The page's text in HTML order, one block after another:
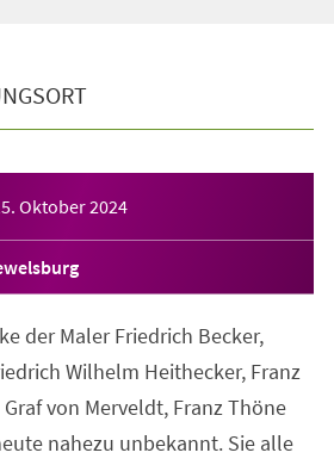
Oktober 2024
der Maler Friedrich Becker,
Wilhelm Heithecker, Franz
von Merveldt, Franz Thöne
nahezu unbekannt. Sie alle